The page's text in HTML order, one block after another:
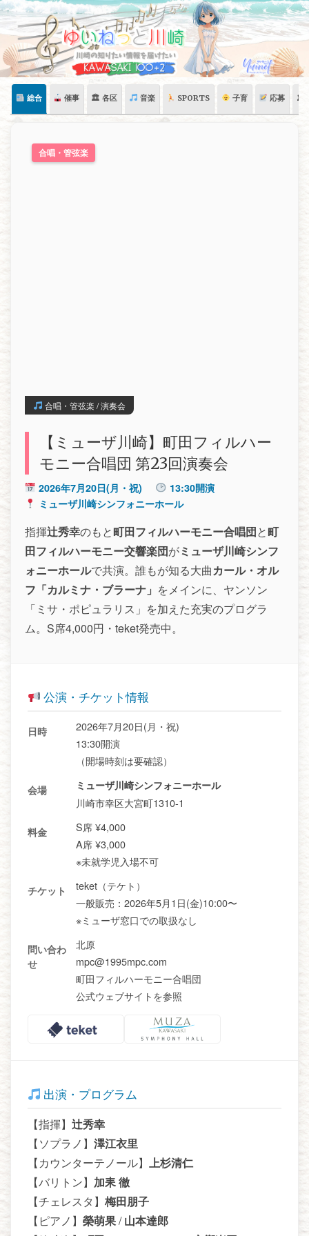
Skip
content
総合 催事 🏛 各区 音楽 SPORTS 子育 応募 🏛
合唱・管弦楽
合唱・管弦楽 / 演奏会
【ミューザ川崎】町田フィルハー
モニー合唱団 第23回演奏会
2026年7月20日(月・祝)
13:30開演
ミューザ川崎シンフォニーホール
指揮辻秀幸のもと町田フィルハーモニー合唱団と町
田フィルハーモニー交響楽団がミューザ川崎シンフ
ォニーホールで共演。誰もが知る大曲カール・オル
フ「カルミナ・ブラーナ」 をメインに、ヤンソン
「ミサ・ポピュラリス」を加えた充実のプログラ
ム。S席4,000円・teket発売中。
公演・チケット情報
日時
2026年7月20日(月・祝)
13:30開演
（開場時刻は要確認）
会場 ミューザ川崎シンフォニーホール
川崎市幸区大宮町1310-1
料金
S席 ¥4,000
A席 ¥3,000
※未就学児入場不可
チケット
teket（テケト）
一般販売：2026年5月1日(金)10:00〜
※ミューザ窓口での取扱なし
問い合わ
せ
北原
mpc@1995mpc.com
町田フィルハーモニー合唱団
公式ウェブサイトを参照
出演・プログラム
【指揮】 辻秀幸
【ソプラノ】 澤江衣里
【カウンターテノール】 上杉清仁
【バリトン】 加耒 徹
【チェレスタ】 梅田朋子
【ピアノ】 榮萌果/山本達郎